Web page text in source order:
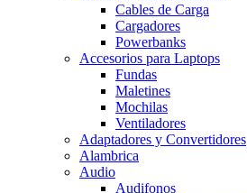
Cables de Carga
Cargadores
Powerbanks
Accesorios para Laptops
Fundas
Maletines
Mochilas
Ventiladores
Adaptadores y Convertidores
Alambrica
Audio
Audifonos